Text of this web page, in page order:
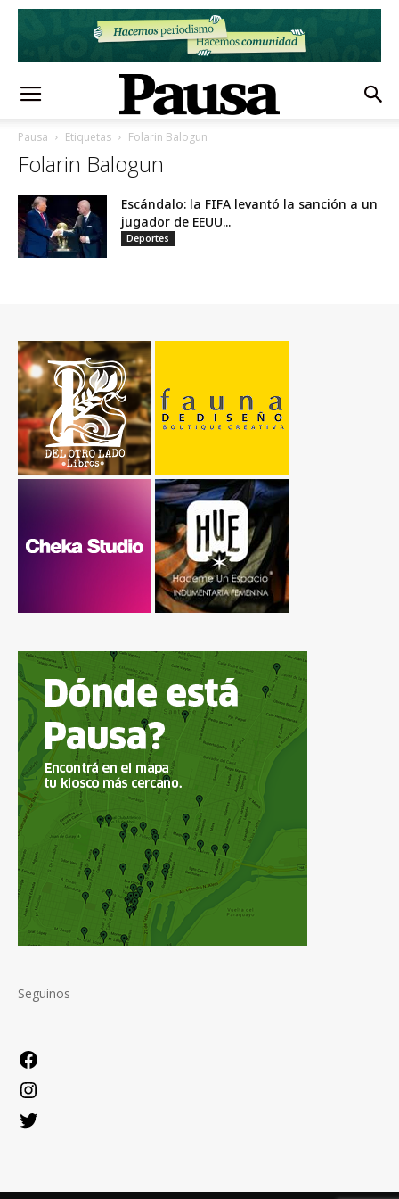
Pausa Etiquetas Folarin Balogun
Folarin Balogun
Escándalo: la FIFA levantó la sanción a un
jugador de EEUU...
Deportes
Seguinos